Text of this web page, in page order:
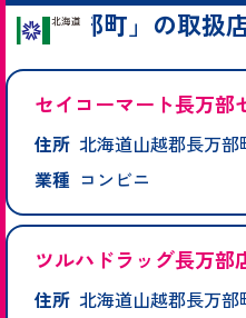
「長万部町」の取扱
セイコーマート長万部
住所 北海道山越郡長万部
業種 コンビニ
ツルハドラッグ長万部
住所 北海道山越郡長万